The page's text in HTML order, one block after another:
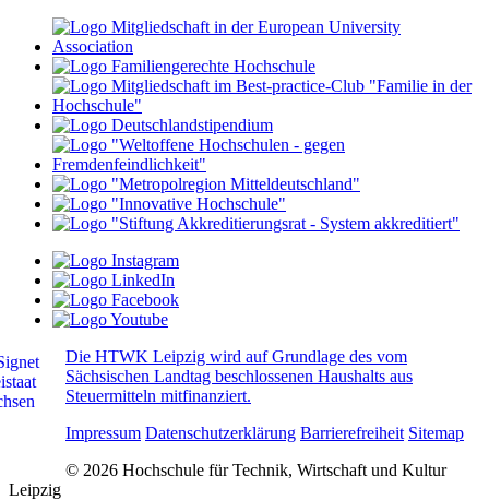
Die HTWK Leipzig wird auf Grundlage des vom
Sächsischen Landtag beschlossenen Haushalts aus
Steuermitteln mitfinanziert.
Impressum Datenschutzerklärung Barrierefreiheit Sitemap
© 2026 Hochschule für Technik, Wirtschaft und Kultur
Leipzig